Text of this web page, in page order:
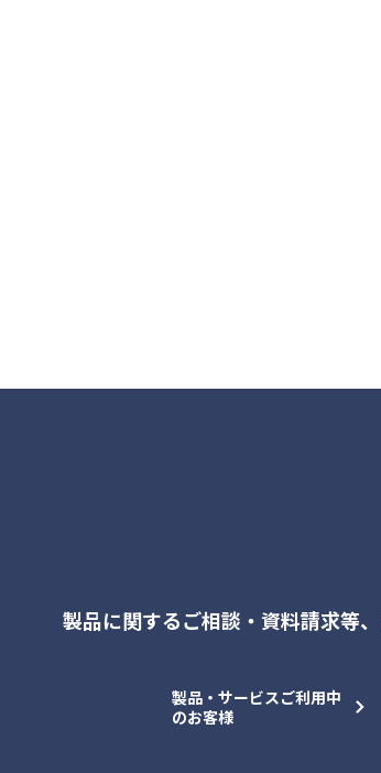
製品に関するご相談・資料請求等、
製品・サービスご利用中
のお客様